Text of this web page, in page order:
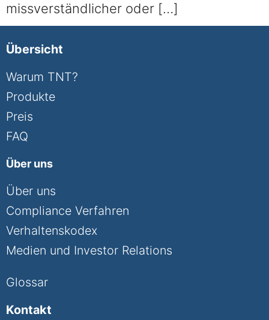
missverständlicher oder […]
Übersicht
Warum TNT?
Produkte
Preis
FAQ
Über uns
Über uns
Compliance Verfahren
Verhaltenskodex
Medien und Investor Relations
Glossar
Kontakt